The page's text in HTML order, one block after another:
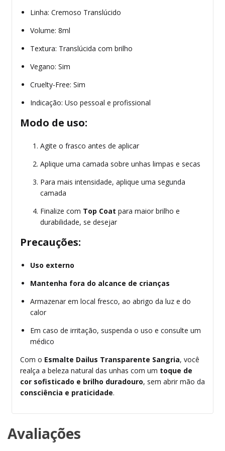
Linha: Cremoso Translúcido
Volume: 8ml
Textura: Translúcida com brilho
Vegano: Sim
Cruelty-Free: Sim
Indicação: Uso pessoal e profissional
Modo de uso:
Agite o frasco antes de aplicar
Aplique uma camada sobre unhas limpas e secas
Para mais intensidade, aplique uma segunda
camada
Finalize com Top Coat para maior brilho e
durabilidade, se desejar
Precauções:
Uso externo
Mantenha fora do alcance de crianças
Armazenar em local fresco, ao abrigo da luz e do
calor
Em caso de irritação, suspenda o uso e consulte um
médico
Com o Esmalte Dailus Transparente Sangria, você
realça a beleza natural das unhas com um toque de
cor sofisticado e brilho duradouro, sem abrir mão da
consciência e praticidade.
Avaliações